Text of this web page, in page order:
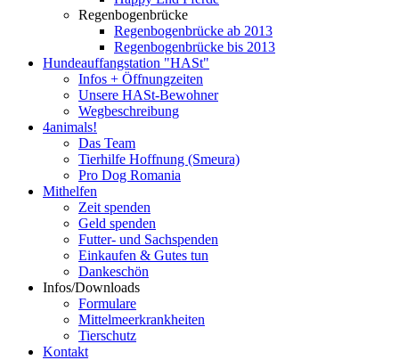
Regenbogenbrücke
Regenbogenbrücke ab 2013
Regenbogenbrücke bis 2013
Hundeauffangstation "HASt"
Infos + Öffnungzeiten
Unsere HASt-Bewohner
Wegbeschreibung
4animals!
Das Team
Tierhilfe Hoffnung (Smeura)
Pro Dog Romania
Mithelfen
Zeit spenden
Geld spenden
Futter- und Sachspenden
Einkaufen & Gutes tun
Dankeschön
Infos/Downloads
Formulare
Mittelmeerkrankheiten
Tierschutz
Kontakt